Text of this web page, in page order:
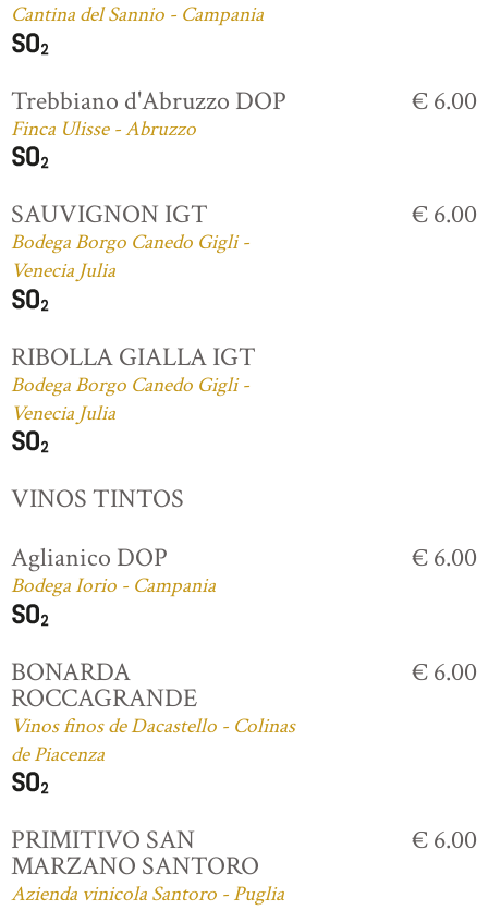
Cantina del Sannio - Campania
Trebbiano d'Abruzzo DOP
Finca Ulisse - Abruzzo
€ 6.00
SAUVIGNON IGT
Bodega Borgo Canedo Gigli -
Venecia Julia
€ 6.00
RIBOLLA GIALLA IGT
Bodega Borgo Canedo Gigli -
Venecia Julia
VINOS TINTOS
Aglianico DOP
Bodega Iorio - Campania
€ 6.00
BONARDA
ROCCAGRANDE
Vinos finos de Dacastello - Colinas
de Piacenza
€ 6.00
PRIMITIVO SAN
MARZANO SANTORO
Azienda vinicola Santoro - Puglia
€ 6.00